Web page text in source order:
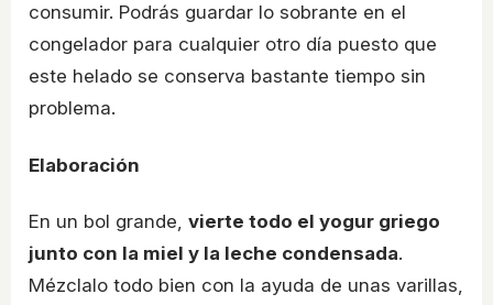
consumir. Podrás guardar lo sobrante en el
congelador para cualquier otro día puesto que
este helado se conserva bastante tiempo sin
problema.
Elaboración
En un bol grande, vierte todo el yogur griego
junto con la miel y la leche condensada.
Mézclalo todo bien con la ayuda de unas varillas,